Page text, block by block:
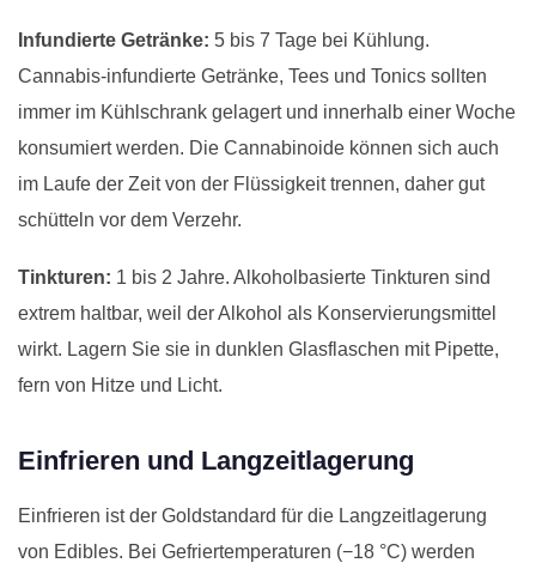
Infundierte Getränke: 5 bis 7 Tage bei Kühlung.
Cannabis-infundierte Getränke, Tees und Tonics sollten
immer im Kühlschrank gelagert und innerhalb einer Woche
konsumiert werden. Die Cannabinoide können sich auch
im Laufe der Zeit von der Flüssigkeit trennen, daher gut
schütteln vor dem Verzehr.
Tinkturen: 1 bis 2 Jahre. Alkoholbasierte Tinkturen sind
extrem haltbar, weil der Alkohol als Konservierungsmittel
wirkt. Lagern Sie sie in dunklen Glasflaschen mit Pipette,
fern von Hitze und Licht.
Einfrieren und Langzeitlagerung
Einfrieren ist der Goldstandard für die Langzeitlagerung
von Edibles. Bei Gefriertemperaturen (−18 °C) werden